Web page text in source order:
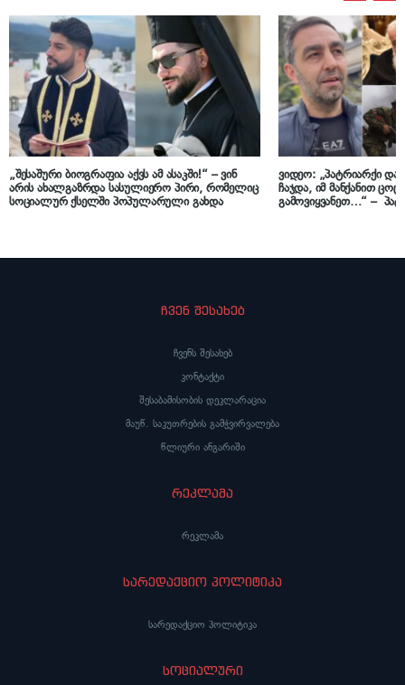
„შესაშური ბიოგრაფია აქვს ამ ასაკში!“ – ვინ
არის ახალგაზრდა სასულიერო პირი, რომელიც
სოციალურ ქსელში პოპულარული გახდა
ვიდეო: „პატრიარქი
ჩაჯდა, იმ მანქანით
გამოვიყვანეთ…“ –
ჩვენ შესახებ
ჩვენს შესახებ
კონტაქტი
შესაბამისობის დეკლარაცია
მაუწ. საკუთრების გამჭვირვალება
წლიური ანგარიში
რეკლამა
რეკლამა
სარედაქციო პოლიტიკა
სარედაქციო პოლიტიკა
სოციალური